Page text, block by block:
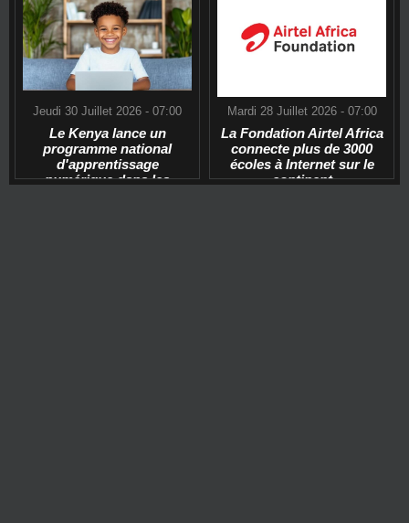
Jeudi 30 Juillet 2026 - 07:00
Le Kenya lance un
programme national
d'apprentissage
numérique dans les
Mardi 28 Juillet 2026 - 07:00
La Fondation Airtel Africa
connecte plus de 3000
écoles à Internet sur le
continent